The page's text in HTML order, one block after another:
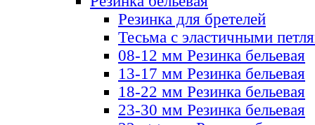
Резинка для бретелей
Тесьма с эластичными
08-12 мм Резинка бельевая
13-17 мм Резинка бельевая
18-22 мм Резинка бельевая
23-30 мм Резинка бельевая